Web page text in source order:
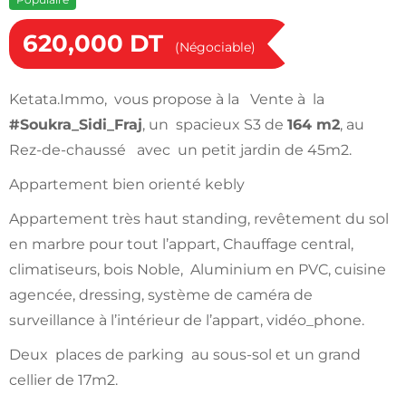
620,000 DT (Négociable)
Ketata.Immo, vous propose à la Vente à la
#Soukra_Sidi_Fraj, un spacieux S3 de 164 m2, au
Rez-de-chaussé avec un petit jardin de 45m2.
Appartement bien orienté kebly
Appartement très haut standing, revêtement du sol
en marbre pour tout l’appart, Chauffage central,
climatiseurs, bois Noble, Aluminium en PVC, cuisine
agencée, dressing, système de caméra de
surveillance à l’intérieur de l’appart, vidéo_phone.
Deux places de parking au sous-sol et un grand
cellier de 17m2.